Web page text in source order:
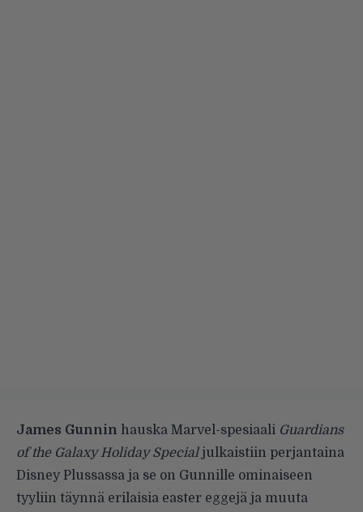
James Gunnin hauska Marvel-spesiaali Guardians
of the Galaxy Holiday Specialjulkaistiin perjantaina
Disney Plussassa ja se on Gunnille ominaiseen
tyyliin täynnä erilaisia easter eggejä ja muuta